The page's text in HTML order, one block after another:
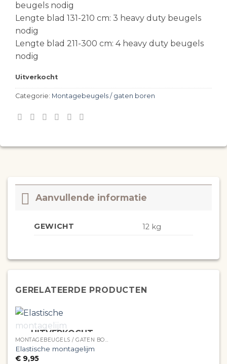
beugels nodig
Lengte blad 131-210 cm: 3 heavy duty beugels
nodig
Lengte blad 211-300 cm: 4 heavy duty beugels
nodig
Uitverkocht
Categorie: Montagebeugels / gaten boren
Aanvullende informatie
GEWICHT 12 kg
GERELATEERDE PRODUCTEN
UITVERKOCHT
MONTAGEBEUGELS / GATEN BOREN
Elastische montagelijm
€9,95